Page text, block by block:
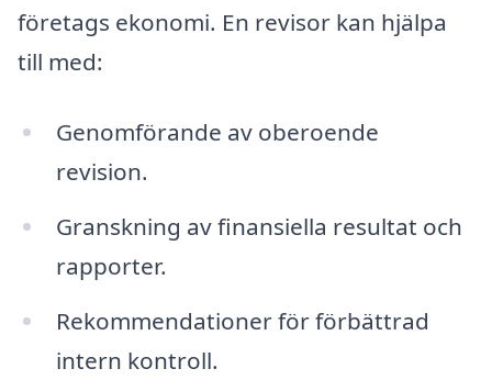
företags ekonomi. En revisor kan hjälpa
till med:
Genomförande av oberoende
revision.
Granskning av finansiella resultat och
rapporter.
Rekommendationer för förbättrad
intern kontroll.